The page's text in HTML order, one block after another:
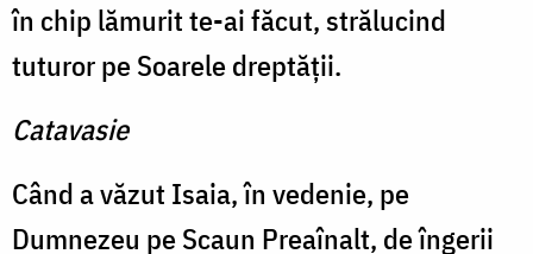
în chip lămurit te-ai făcut, strălucind
tuturor pe Soarele dreptăţii.
Catavasie
Când a văzut Isaia, în vedenie, pe
Dumnezeu pe Scaun Preaînalt, de îngerii